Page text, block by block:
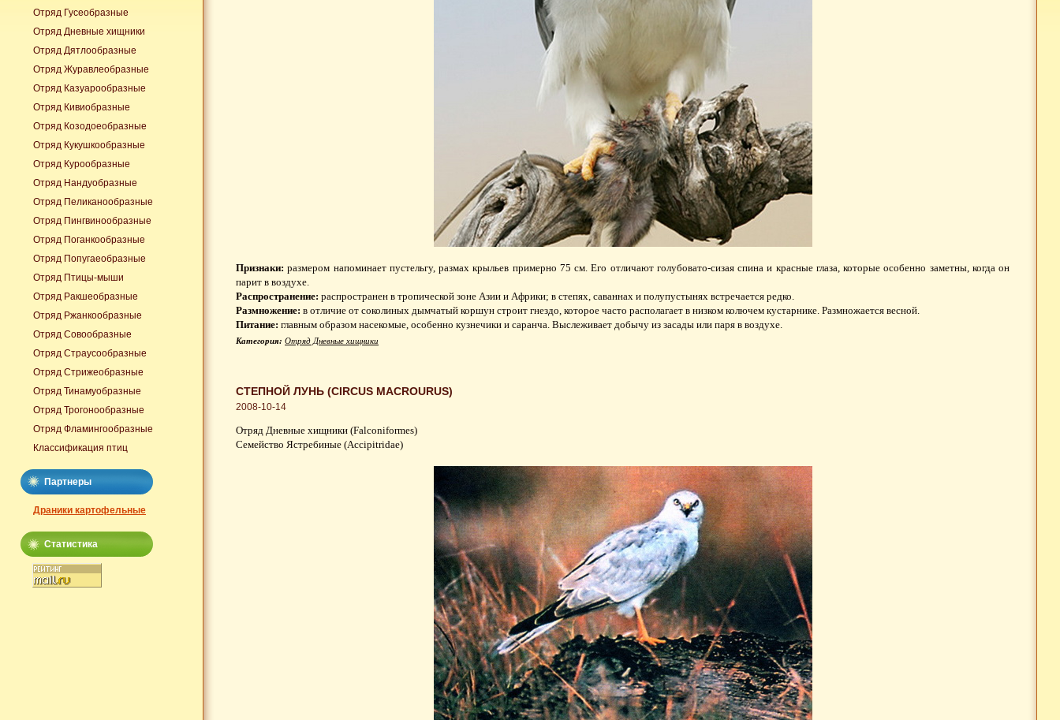
Признаки: размером напоминает пустельгу, размах крыльев примерно 75 см. Его отличают голубовато-сизая спина и красные глаза, которые особенно заметны, когда он
парит в воздухе.
Распространение: распространен в тропической зоне Азии и Африки; в степях, саваннах и полупустынях встречается редко.
Размножение: в отличие от соколиных дымчатый коршун строит гнездо, которое часто располагает в низком колючем кустарнике. Размножается весной.
Питание: главным образом насекомые, особенно кузнечики и саранча. Выслеживает добычу из засады или паря в воздухе.
Категория: Отряд Дневные хищники
СТЕПНОЙ ЛУНЬ (CIRCUS MACROURUS)
2008-10-14
Отряд Дневные хищники (Falconiformes)
Семейство Ястребиные (Accipitridae)
Отряд Гусеобразные
Отряд Дневные хищники
Отряд Дятлообразные
Отряд Журавлеобразные
Отряд Казуарообразные
Отряд Кивиобразные
Отряд Козодоеобразные
Отряд Кукушкообразные
Отряд Курообразные
Отряд Нандуобразные
Отряд Пеликанообразные
Отряд Пингвинообразные
Отряд Поганкообразные
Отряд Попугаеобразные
Отряд Птицы-мыши
Отряд Ракшеобразные
Отряд Ржанкообразные
Отряд Совообразные
Отряд Страусообразные
Отряд Стрижеобразные
Отряд Тинамуобразные
Отряд Трогонообразные
Отряд Фламингообразные
Классификация птиц
Партнеры
Драники картофельные
Статистика